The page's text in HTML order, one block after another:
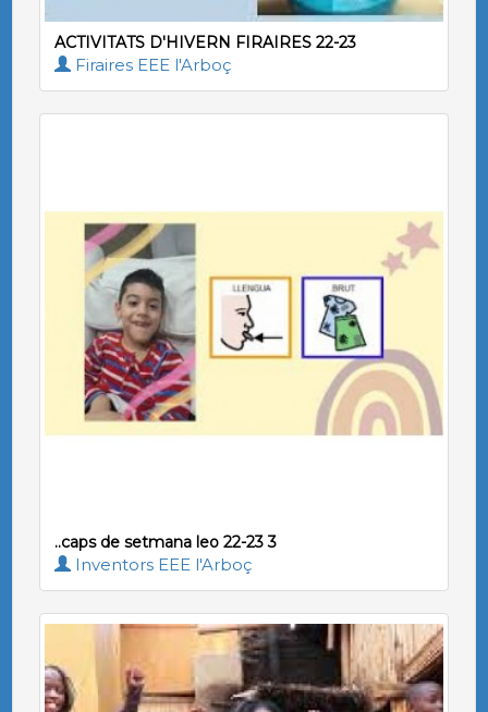
ACTIVITATS D'HIVERN FIRAIRES 22-23
Firaires EEE l'Arboç
..caps de setmana leo 22-23 3
Inventors EEE l'Arboç